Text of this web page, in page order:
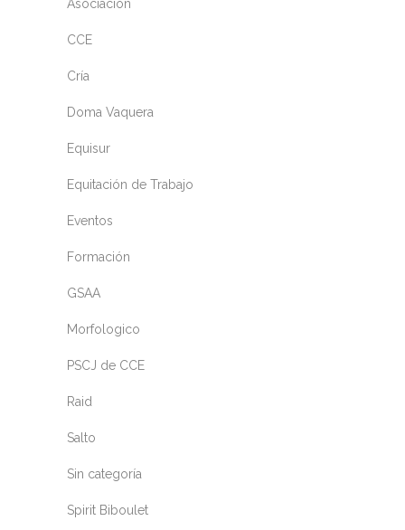
Asociación
CCE
Cría
Doma Vaquera
Equisur
Equitación de Trabajo
Eventos
Formación
GSAA
Morfologico
PSCJ de CCE
Raid
Salto
Sin categoría
Spirit Biboulet